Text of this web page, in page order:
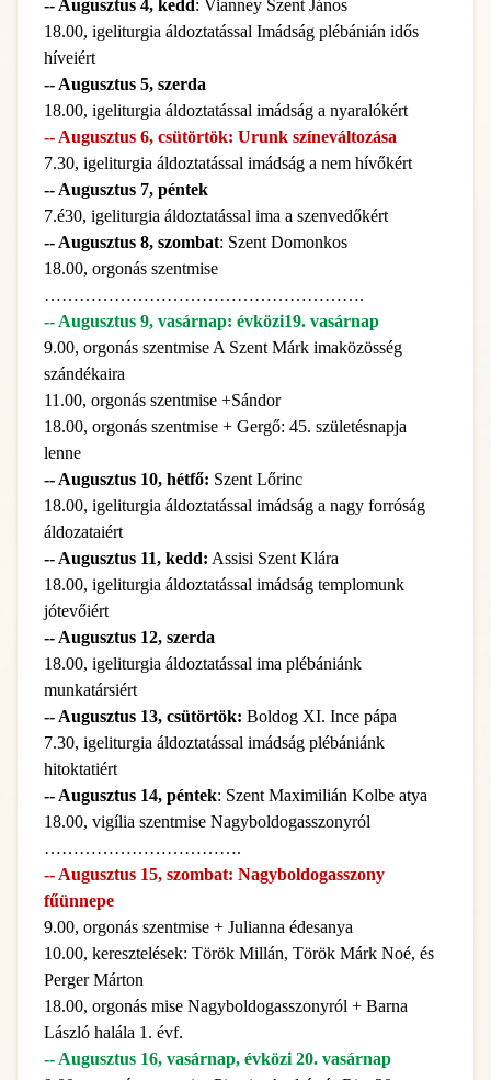
-- Augusztus 4, kedd : Vianney Szent János
18.00, igeliturgia áldoztatással Imádság plébánián idős
híveiért
-- Augusztus 5, szerda
18.00, igeliturgia áldoztatással imádság a nyaralókért
-- Augusztus 6, csütörtök: Urunk színeváltozása
7.30, igeliturgia áldoztatással imádság a nem hívőkért
-- Augusztus 7, péntek
7.é30, igeliturgia áldoztatással ima a szenvedőkért
-- Augusztus 8, szombat: Szent Domonkos
18.00, orgonás szentmise
……………………………………………….
-- Augusztus 9, vasárnap: évközi19. vasárnap
9.00, orgonás szentmise A Szent Márk imaközösség
szándékaira
11.00, orgonás szentmise +Sándor
18.00, orgonás szentmise + Gergő: 45. születésnapja
lenne
-- Augusztus 10, hétfő: Szent Lőrinc
18.00, igeliturgia áldoztatással imádság a nagy forróság
áldozataiért
-- Augusztus 11, kedd: Assisi Szent Klára
18.00, igeliturgia áldoztatással imádság templomunk
jótevőiért
-- Augusztus 12, szerda
18.00, igeliturgia áldoztatással ima plébániánk
munkatársiért
-- Augusztus 13, csütörtök: Boldog XI. Ince pápa
7.30, igeliturgia áldoztatással imádság plébániánk
hitoktatiért
-- Augusztus 14, péntek: Szent Maximilián Kolbe atya
18.00, vigília szentmise Nagyboldogasszonyról
…………………………….
-- Augusztus 15, szombat: Nagyboldogasszony
fűünnepe
9.00, orgonás szentmise + Julianna édesanya
10.00, keresztelések: Török Millán, Török Márk Noé, és
Perger Márton
18.00, orgonás mise Nagyboldogasszonyról + Barna
László halála 1. évf.
-- Augusztus 16, vasárnap, évközi 20. vasárnap